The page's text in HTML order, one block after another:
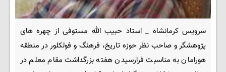
سرویس کرمانشاه _ استاد حبیب الله مستوفی از چهره های
پژوهشگر و صاحب نظر حوزه تاریخ، فرهنگ و فولکلور در منطقه
هورامان به مناسبت فرارسیدن هفته بزرگداشت مقام معلم در